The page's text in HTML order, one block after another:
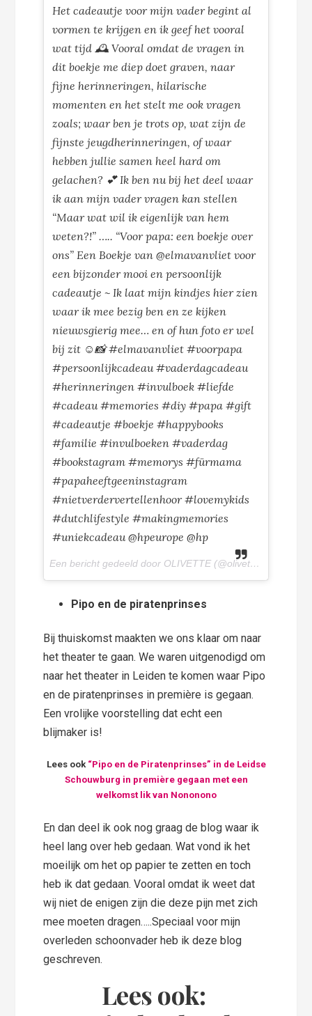
Het cadeautje voor mijn vader begint al
vormen te krijgen en ik geef het vooral
wat tijd 🕰 Vooral omdat de vragen in
dit boekje me diep doet graven, naar
fijne herinneringen, hilarische
momenten en het stelt me ook vragen
zoals; waar ben je trots op, wat zijn de
fijnste jeugdherinneringen, of waar
hebben jullie samen heel hard om
gelachen? 💕 Ik ben nu bij het deel waar
ik aan mijn vader vragen kan stellen
“Maar wat wil ik eigenlijk van hem
weten?!” ….. “Voor papa: een boekje over
ons” Een Boekje van @elmavanvliet voor
een bijzonder mooi en persoonlijk
cadeautje ~ Ik laat mijn kindjes hier zien
waar ik mee bezig ben en ze kijken
nieuwsgierig mee… en of hun foto er wel
bij zit ☺📸 #elmavanvliet #voorpapa
#persoonlijkcadeau #vaderdagcadeau
#herinneringen #invulboek #liefde
#cadeau #memories #diy #papa #gift
#cadeautje #boekje #happybooks
#familie #invulboeken #vaderdag
#bookstagram #memorys #fürmama
#papaheeftgeeninstagram
#nietverdervertellenhoor #lovemykids
#dutchlifestyle #makingmemories
#uniekcadeau @hpeurope @hp
Een bericht gedeeld door OLIVETTE (@olivettepuntnl) op
Pipo en de piratenprinses
Bij thuiskomst maakten we ons klaar om naar
het theater te gaan. We waren uitgenodigd om
naar het theater in Leiden te komen waar Pipo
en de piratenprinses in première is gegaan.
Een vrolijke voorstelling dat echt een
blijmaker is!
Lees ook “Pipo en de Piratenprinses” in de Leidse
Schouwburg in première gegaan met een
welkomst lik van Nononono
En dan deel ik ook nog graag de blog waar ik
heel lang over heb gedaan. Wat vond ik het
moeilijk om het op papier te zetten en toch
heb ik dat gedaan. Vooral omdat ik weet dat
wij niet de enigen zijn die deze pijn met zich
mee moeten dragen…..Speciaal voor mijn
overleden schoonvader heb ik deze blog
geschreven.
Lees ook: